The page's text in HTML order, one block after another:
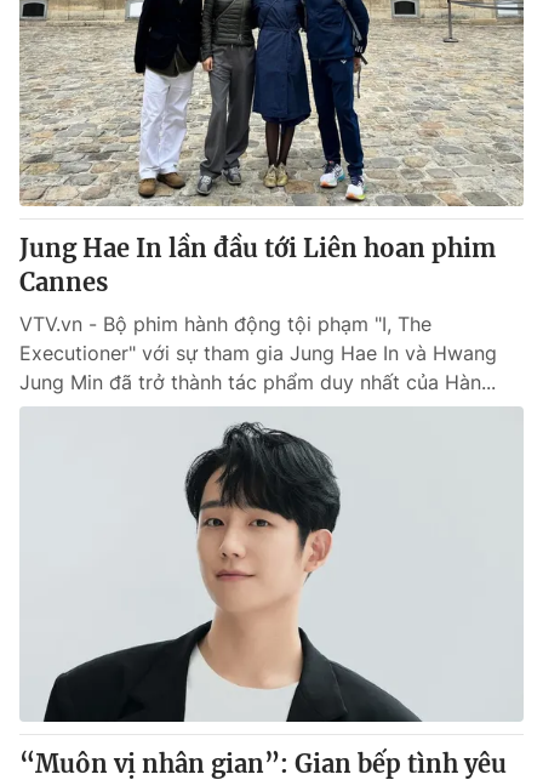
Jung Hae In lần đầu tới Liên hoan phim
Cannes
VTV.vn - Bộ phim hành động tội phạm "I, The
Executioner" với sự tham gia Jung Hae In và Hwang
Jung Min đã trở thành tác phẩm duy nhất của Hàn...
“Muôn vị nhân gian”: Gian bếp tình yêu